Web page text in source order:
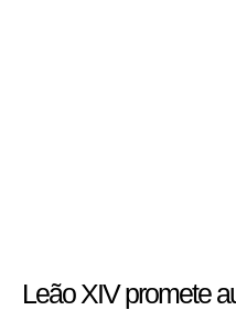
Leão XIV promete